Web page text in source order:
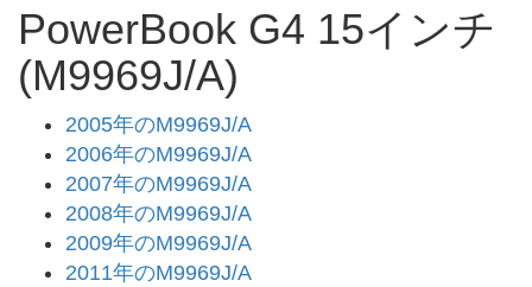
PowerBook G4 15インチ
(M9969J/A)
2005年のM9969J/A
2006年のM9969J/A
2007年のM9969J/A
2008年のM9969J/A
2009年のM9969J/A
2011年のM9969J/A